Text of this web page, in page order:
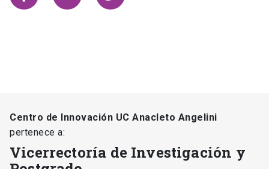
Centro de Innovación UC Anacleto Angelini
pertenece a:
Vicerrectoría de Investigación y